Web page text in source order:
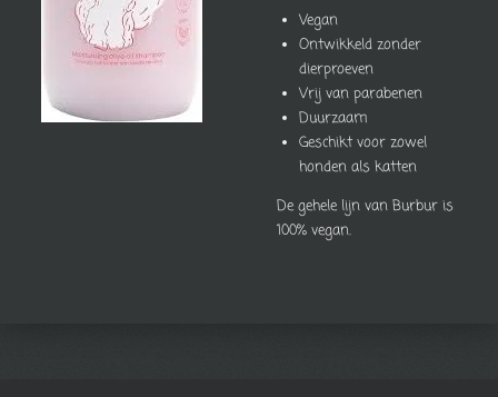
Vegan
Ontwikkeld zonder
dierproeven
Vrij van parabenen
Duurzaam
Geschikt voor zowel
honden als katten
De gehele lijn van Burbur is
100% vegan.